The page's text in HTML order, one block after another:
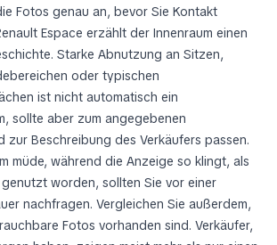
Fotos genau an, bevor Sie Kontakt
Espace erzählt der Innenraum einen
Starke Abnutzung an Sitzen,
oder typischen
ist nicht automatisch ein
sollte aber zum angegebenen
zur Beschreibung des Verkäufers passen.
müde, während die Anzeige so klingt, als
worden, sollten Sie vor einer
nachfragen. Vergleichen Sie außerdem,
Fotos vorhanden sind. Verkäufer,